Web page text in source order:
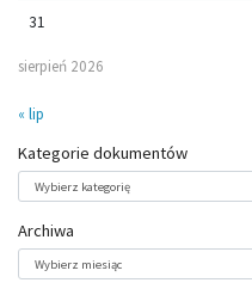
sierpień 2026
31
« lip
Kategorie dokumentów
dokumentów
Archiwa